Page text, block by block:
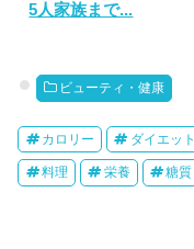
5人家族まで...
ビューティ・健康
カロリー ダイエット
料理 栄養 糖質